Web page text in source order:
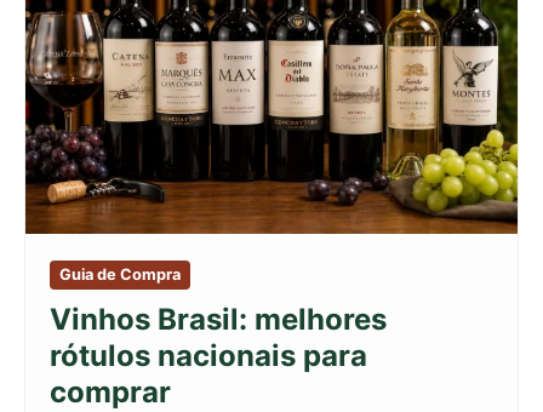
Guia de Compra
Vinhos Brasil: melhores
rótulos nacionais para
comprar